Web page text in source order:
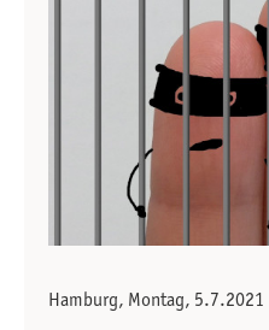
Hamburg, Montag, 5.7.2021